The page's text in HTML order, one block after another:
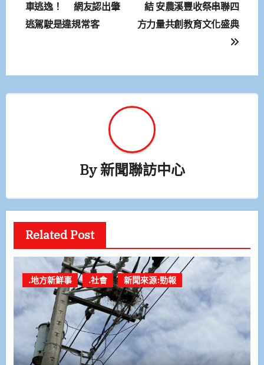
章
導
車逃逸！ 網友認出肇
逃駕駛是違規常客
結 安農溪豐收祭串聯四
方力量共創教育文化盛典
By新聞聯訪中心
Related Post
.地方新鮮事 .社會 新聞來源:勁報